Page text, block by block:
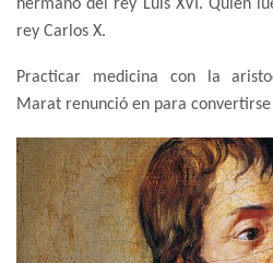
hermano del rey Luis XVI. Quien
rey Carlos X.
Practicar medicina con la
Marat renunció en para